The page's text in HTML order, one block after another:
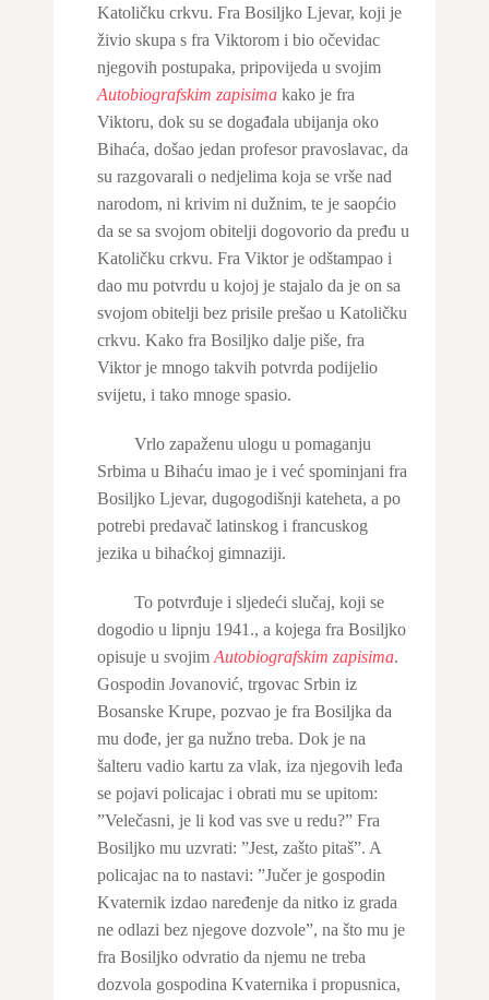
Katoličku crkvu. Fra Bosiljko Ljevar, koji je
živio skupa s fra Viktorom i bio očevidac
njegovih postupaka, pripovijeda u svojim
Autobiografskim zapisima kako je fra
Viktoru, dok su se događala ubijanja oko
Bihaća, došao jedan profesor pravoslavac, da
su razgovarali o nedjelima koja se vrše nad
narodom, ni krivim ni dužnim, te je saopćio
da se sa svojom obitelji dogovorio da pređu u
Katoličku crkvu. Fra Viktor je odštampao i
dao mu potvrdu u kojoj je stajalo da je on sa
svojom obitelji bez prisile prešao u Katoličku
crkvu. Kako fra Bosiljko dalje piše, fra
Viktor je mnogo takvih potvrda podijelio
svijetu, i tako mnoge spasio.
Vrlo zapaženu ulogu u pomaganju
Srbima u Bihaću imao je i već spominjani fra
Bosiljko Ljevar, dugogodišnji kateheta, a po
potrebi predavač latinskog i francuskog
jezika u bihaćkoj gimnaziji.
To potvrđuje i sljedeći slučaj, koji se
dogodio u lipnju 1941., a kojega fra Bosiljko
opisuje u svojim Autobiografskim zapisima.
Gospodin Jovanović, trgovac Srbin iz
Bosanske Krupe, pozvao je fra Bosiljka da
mu dođe, jer ga nužno treba. Dok je na
šalteru vadio kartu za vlak, iza njegovih leđa
se pojavi policajac i obrati mu se upitom:
”Velečasni, je li kod vas sve u redu?” Fra
Bosiljko mu uzvrati: ”Jest, zašto pitaš”. A
policajac na to nastavi: ”Jučer je gospodin
Kvaternik izdao naređenje da nitko iz grada
ne odlazi bez njegove dozvole”, na što mu je
fra Bosiljko odvratio da njemu ne treba
dozvola gospodina Kvaternika i propusnica,